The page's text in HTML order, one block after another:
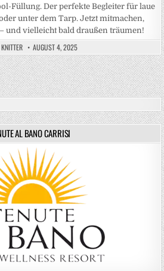
Füllung. Der perfekte Begleiter für laue
unter dem Tarp. Jetzt mitmachen,
und vielleicht bald draußen träumen!
AUGUST 4, 2025
AL BANO CARRISI